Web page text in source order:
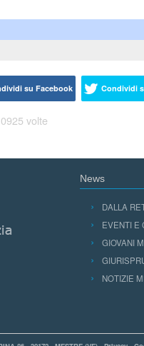
su Facebook Condividi
volte
News
DALLA
EVENTI E
GIOVANI
NOTIZIE